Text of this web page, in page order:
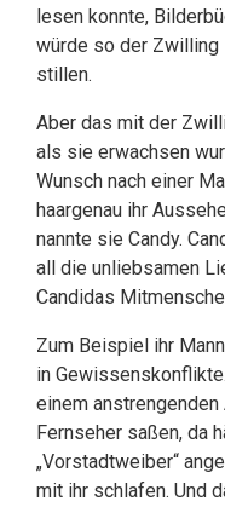
lesen konnte,
würde so der Zwilling
stillen.
Aber das mit der
als sie erwachsen
Wunsch nach einer
haargenau ihr
nannte sie Candy.
all die unliebsamen
Candidas
Zum Beispiel ihr
in
einem
Fernseher saßen, da
„Vorstadtweiber“
mit ihr schlafen. Und